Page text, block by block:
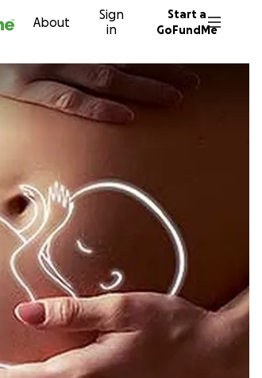
About
Sign
in
Start a
GoFundMe